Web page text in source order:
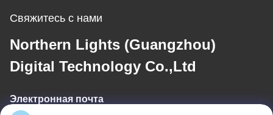
Свяжитесь с нами
Northern Lights (Guangzhou)
Digital Technology Co.,Ltd
Электронная почта